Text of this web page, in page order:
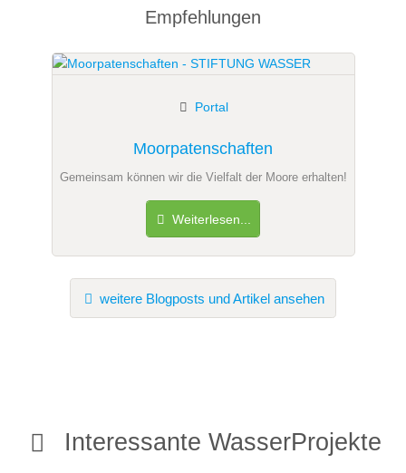
Empfehlungen
Moorpatenschaften
Portal
Gemeinsam können wir die Vielfalt der Moore erhalten!
Weiterlesen...
weitere Blogposts und Artikel ansehen
Interessante WasserProjekte